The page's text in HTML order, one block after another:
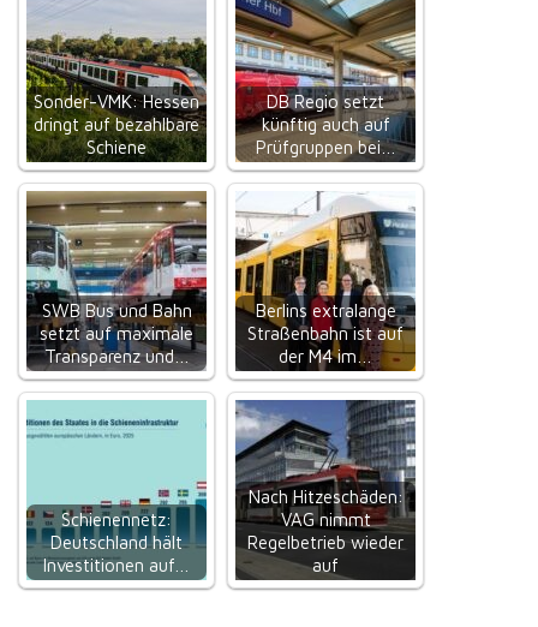
Sonder-VMK: Hessen
dringt auf bezahlbare
Schiene
DB Regio setzt
künftig auch auf
Prüfgruppen bei…
SWB Bus und Bahn
setzt auf maximale
Transparenz und…
Berlins extralange
Straßenbahn ist auf
der M4 im…
Schienennetz:
Deutschland hält
Investitionen auf…
Nach Hitzeschäden:
VAG nimmt
Regelbetrieb wieder
auf